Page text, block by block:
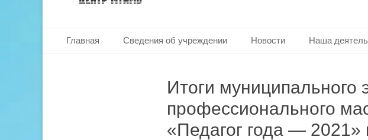
Primary Menu
Главная Сведения об учреждении Новости Наша
Итоги муниципального
профессионального
«Педагог года —